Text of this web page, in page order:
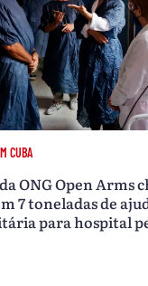
CUBA
ONG Open Arms
7 toneladas de
para hospital